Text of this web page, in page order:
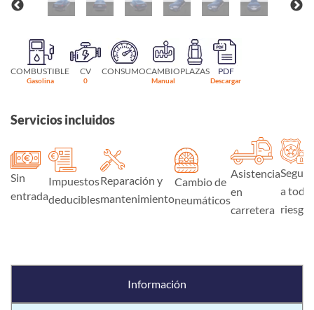
COMBUSTIBLE
Gasolina
CV
0
CONSUMOCAMBIO
Manual
PLAZAS PDF
Descargar
Servicios incluidos
Sin
entrada
Impuestos
deducibles
Reparación y
mantenimiento
Cambio de
neumáticos
Asistencia
en
carretera
Seguro
a todo
riesgo
Información